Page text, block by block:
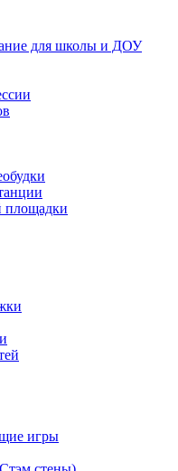
для школы и ДОУ
площадки
игры